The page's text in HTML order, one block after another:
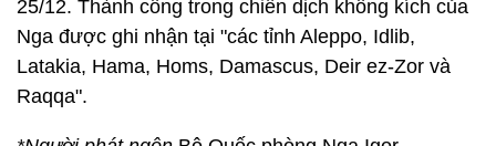
25/12. Thành công trong chiến dịch không kích của
Nga được ghi nhận tại "các tỉnh Aleppo, Idlib,
Latakia, Hama, Homs, Damascus, Deir ez-Zor và
Raqqa".